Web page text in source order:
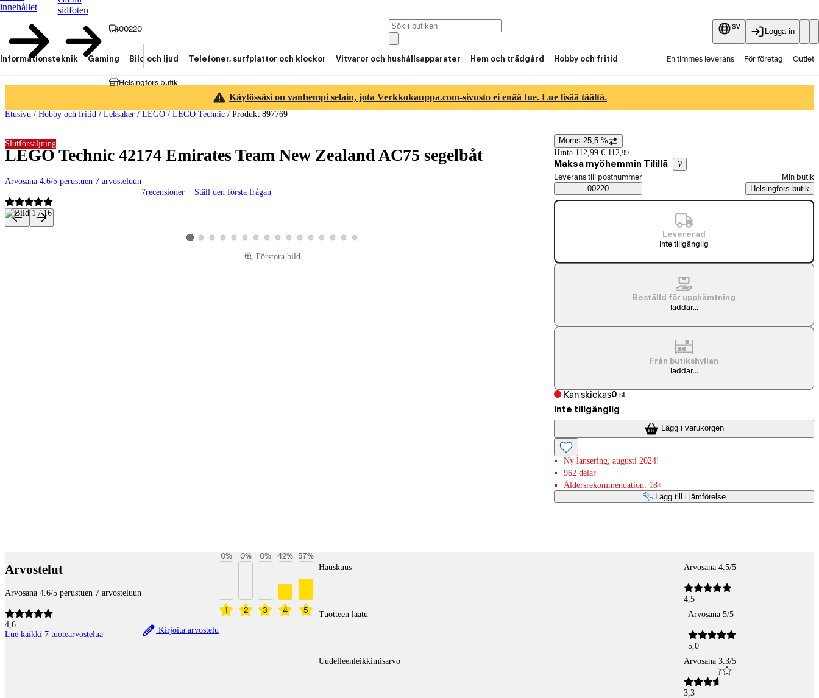
innehållet
sidfoten
00220
Helsingfors butik
sv
Logga in
Informationsteknik Gaming Bild och ljud Telefoner, surfplattor och klockor Vitvaror och hushållsapparater Hem och trädgård Hobby och fritid En timmes leverans För företag Outlet
Käytössäsi on vanhempi selain, jota Verkkokauppa.com-sivusto ei enää tue. Lue lisää täältä.
Etusivu / Hobby och fritid / Leksaker / LEGO / LEGO Technic / Produkt 897769
LEGO Technic 42174 Emirates Team New Zealand AC75 segelbåt
Arvosana 4.6/5 perustuen 7 arvosteluun
7recensioner Ställ den första frågan
Slutförsäljning
Produktbilder och videor
Visa produktbild 1
Visa produktbild 2
Visa produktbild 3
Visa produktbild 4
Visa produktbild 5
Visa produktbild 6
Visa produktbild 7
Visa produktbild 8
Visa produktbild 9
Visa produktbild 10
Visa produktbild 11
Visa produktbild 12
Visa produktbild 13
Visa produktbild 14
Visa produktbild 15
Visa produktbild 16
Förstora bild
Prisinformation
Moms 25,5 %
Hinta 112,99 €. 112,99
Maksa myöhemmin Tilillä ?
Saatavuustiedot
Välj beställningssätt
Leverans till postnummer
00220
Min butik
Helsingfors butik
Levererad
Inte tillgänglig
Beställd för upphämtning
laddar...
Från butikshyllan
laddar...
Kan skickas0 st
Inte tillgänglig
Lägg i varukorgen
Ny lansering, augusti 2024!
962 delar
Åldersrekommendation: 18+
Lägg till i jämförelse
Arvostelut
Arvosana 4.6/5 perustuen 7 arvosteluun
4,6
Lue kaikki 7 tuotearvostelua
Kirjoita arvostelu
1
0%
2
0%
3
0%
4
42%
5
57%
Hauskuus Arvosana 4.5/5
4,5
Tuotteen laatu
Arvosana 5/5
5,0
Uudelleenleikkimisarvo
Arvosana 3.3/5
3,3